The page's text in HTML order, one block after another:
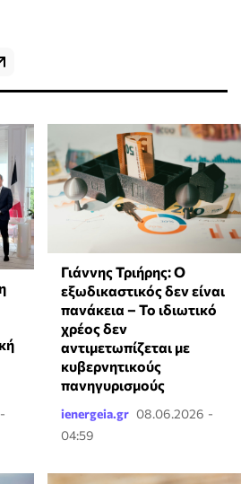
Γιάννης Τριήρης: Ο
εξωδικαστικός δεν είναι
πανάκεια – Το ιδιωτικό
χρέος δεν
αντιμετωπίζεται με
κυβερνητικούς
πανηγυρισμούς
ienergeia.gr 08.06.2026 -
04:59